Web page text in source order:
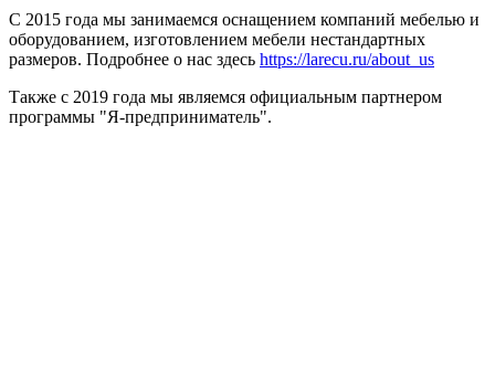
С 2015 года мы занимаемся оснащением компаний мебелью и
оборудованием, изготовлением мебели нестандартных
размеров. Подробнее о нас здесь https://larecu.ru/about_us
Также с 2019 года мы являемся официальным партнером
программы "Я-предприниматель".